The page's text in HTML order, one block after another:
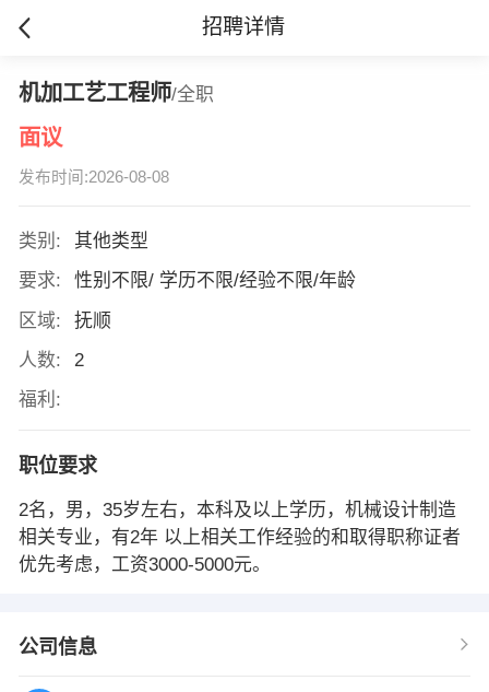
招聘详情
机加工艺工程师/全职
面议
发布时间:2026-08-08
类别:
其他类型
要求:
性别不限/ 学历不限/经验不限/年龄
区域:
抚顺
人数:
2
福利:
职位要求
2名，男，35岁左右，本科及以上学历，机械设计制造
相关专业，有2年 以上相关工作经验的和取得职称证者
优先考虑，工资3000-5000元。
公司信息